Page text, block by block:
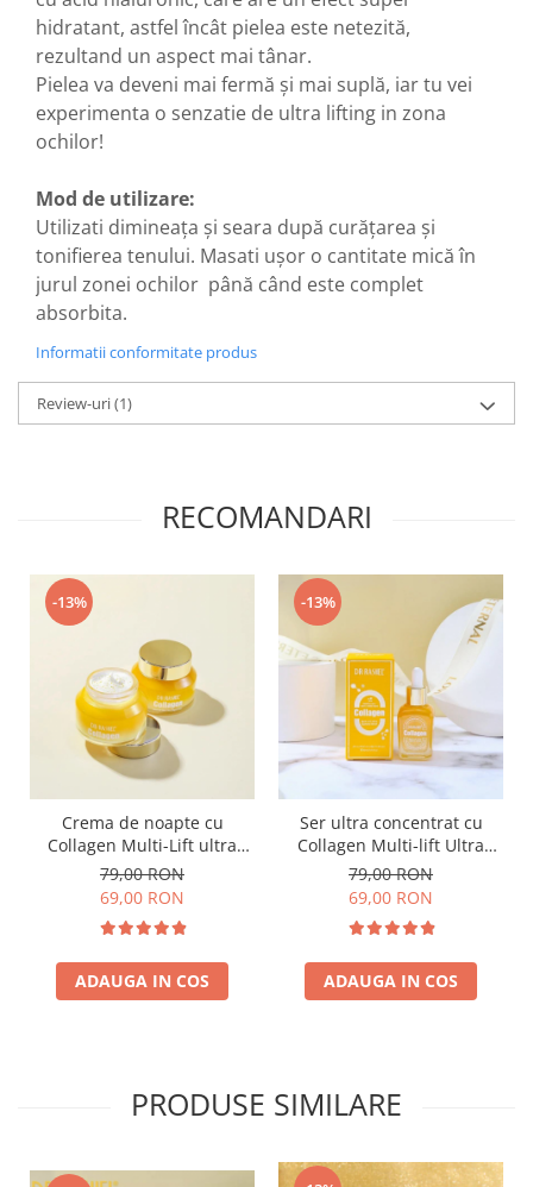
hidratant, astfel încât pielea este netezită,
rezultand un aspect mai tânar.
Pielea va deveni mai fermă și mai suplă, iar tu vei
experimenta o senzatie de ultra lifting in zona
ochilor!
Mod de utilizare:
Utilizati dimineața și seara după curățarea și
tonifierea tenului. Masati ușor o cantitate mică în
jurul zonei ochilor până când este complet
absorbita.
Informatii conformitate produs
Review-uri(1)
RECOMANDARI
-13%
Crema de noapte cu
Collagen Multi-Lift ultra
night cream - 50g
79,00 RON
69,00 RON
ADAUGA IN COS
-13%
Ser ultra concentrat cu
Collagen Multi-lift Ultra
Anti-aging Supreme Face
Serum 30ml
79,00 RON
69,00 RON
ADAUGA IN COS
PRODUSE SIMILARE